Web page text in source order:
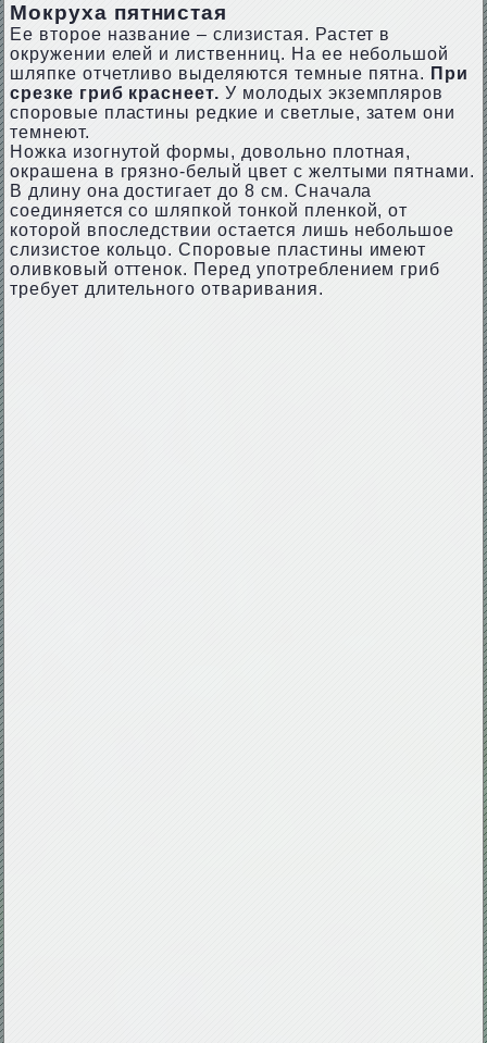
Мокруха пятнистая
Ее второе название – слизистая. Растет в
окружении елей и лиственниц. На ее небольшой
шляпке отчетливо выделяются темные пятна. При
срезке гриб краснеет. У молодых экземпляров
споровые пластины редкие и светлые, затем они
темнеют.
Ножка изогнутой формы, довольно плотная,
окрашена в грязно-белый цвет с желтыми пятнами.
В длину она достигает до 8 см. Сначала
соединяется со шляпкой тонкой пленкой, от
которой впоследствии остается лишь небольшое
слизистое кольцо. Споровые пластины имеют
оливковый оттенок. Перед употреблением гриб
требует длительного отваривания.